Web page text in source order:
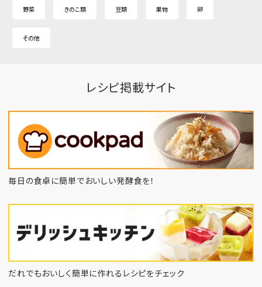
野菜 きのこ類 豆類 果物 卵
その他
レシピ掲載サイト
毎日の食卓に簡単でおいしい発酵食を！
だれでもおいしく簡単に作れるレシピをチェック